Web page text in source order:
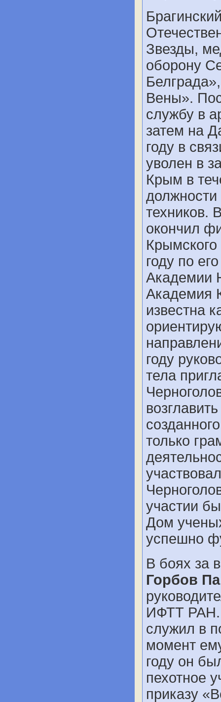
Звезды,
оборону
Вены».
службу в
затем на
году в
уволен в
Крым в
техников.
окончил
Крымского
году по
Академии
Академия
известна
году
тела
только
участии
Дом
успешно
В боях за
Горбов
ИФТТ РАН.
служил в
момент
году он
пехотное
приказу